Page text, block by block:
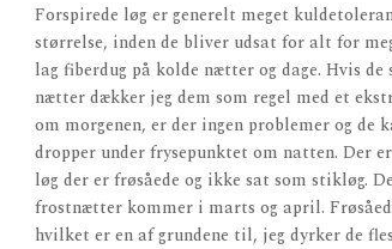
Forspirede løg er generelt meget
størrelse, inden de bliver udsat for alt for
lag fiberdug på kolde nætter og dage. Hvis
nætter dækker jeg dem som regel med et
om morgenen, er der ingen problemer og de
dropper under frysepunktet om natten. Der
løg der er frøsåede og ikke sat som stikløg.
frostnætter kommer i marts og april.
hvilket er en af grundene til, jeg dyrker de